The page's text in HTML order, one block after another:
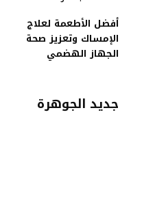
أفضل الأطعمة لعلاج
الإمساك وتعزيز صحة
الجهاز الهضمي
جديد الجوهرة